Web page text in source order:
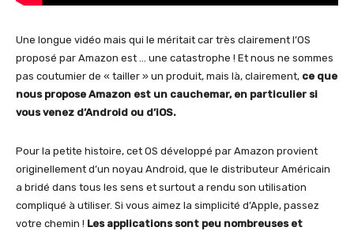
Une longue vidéo mais qui le méritait car très clairement l’OS
proposé par Amazon est … une catastrophe ! Et nous ne sommes
pas coutumier de « tailler » un produit, mais là, clairement, ce que
nous propose Amazon est un cauchemar, en particulier si
vous venez d’Android ou d’iOS.
Pour la petite histoire, cet OS développé par Amazon provient
originellement d’un noyau Android, que le distributeur Américain
a bridé dans tous les sens et surtout a rendu son utilisation
compliqué à utiliser. Si vous aimez la simplicité d’Apple, passez
votre chemin ! Les applications sont peu nombreuses et